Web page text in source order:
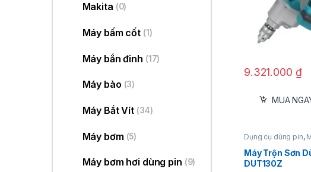
9.321.000 ₫
MUA
Dụng cụ dùng pin,
Máy Trộn Sơn
DUT130Z
Makita (0)
Máy bấm cốt (1)
Máy bắn đinh (17)
Máy bào (3)
Máy Bắt Vít (34)
Máy bơm (5)
Máy bơm hơi dùng pin (9)